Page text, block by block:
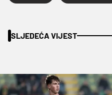
SLJEDEĆA VIJEST